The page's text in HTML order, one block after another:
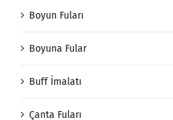
Boyun Fuları
Boyuna Fular
Buff İmalatı
Çanta Fuları